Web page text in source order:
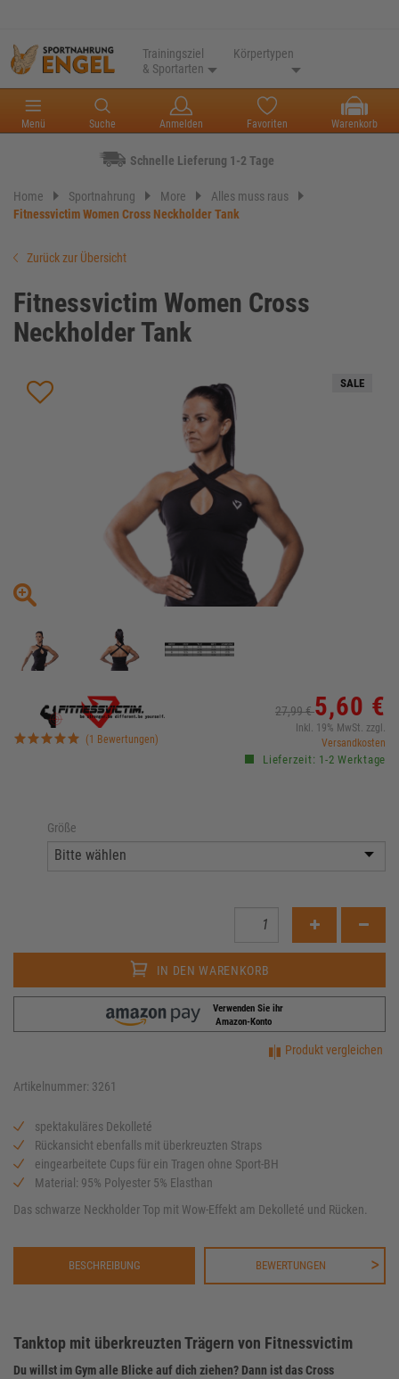
Trainingsziel
& Sportarten
Körpertypen
Menü Suche Anmelden Favoriten Warenkorb
Schnelle Lieferung 1-2 Tage
Home Sportnahrung More
Alles muss raus
Fitnessvictim Women Cross Neckholder Tank
Zurück zur Übersicht
Fitnessvictim Women Cross
Neckholder Tank
SALE
(1 Bewertungen)
27,99 €5,60 €
Inkl. 19% MwSt. zzgl.
Versandkosten
Lieferzeit: 1-2 Werktage
Größe
IN DEN WARENKORB
Verwenden Sie ihr
Amazon-Konto
Produkt vergleichen
Artikelnummer: 3261
spektakuläres Dekolleté
Rückansicht ebenfalls mit überkreuzten Straps
eingearbeitete Cups für ein Tragen ohne Sport-BH
Material: 95% Polyester 5% Elasthan
Das schwarze Neckholder Top mit Wow-Effekt am Dekolleté und Rücken.
BESCHREIBUNG BEWERTUNGEN
Tanktop mit überkreuzten Trägern von Fitnessvictim
Du willst im Gym alle Blicke auf dich ziehen? Dann ist das Cross